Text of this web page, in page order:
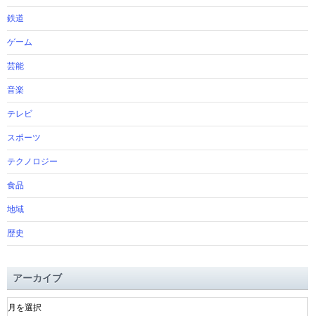
鉄道
ゲーム
芸能
音楽
テレビ
スポーツ
テクノロジー
食品
地域
歴史
アーカイブ
ア
ー